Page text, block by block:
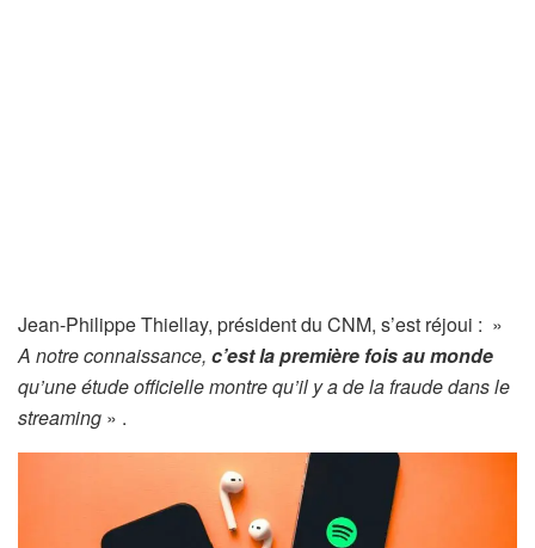
Jean-Philippe Thiellay, président du CNM, s’est réjoui : »
A notre connaissance, c’est la première fois au monde
qu’une étude officielle montre qu’il y a de la fraude dans le
streaming » .